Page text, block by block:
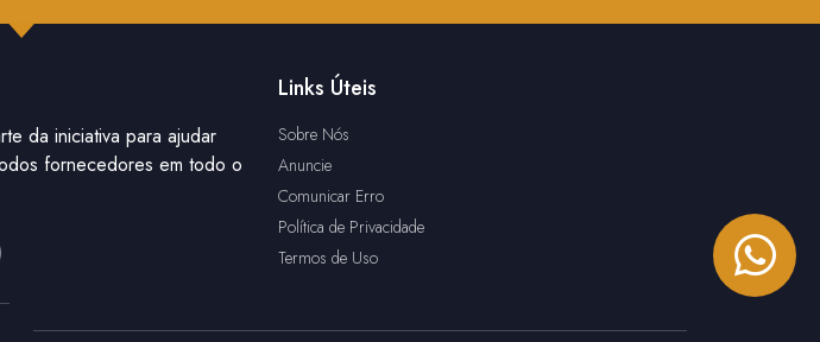
da iniciativa para ajudar
fornecedores em todo o
Links Úteis
Sobre Nós
Anuncie
Comunicar Erro
Política de Privacidade
Termos de Uso